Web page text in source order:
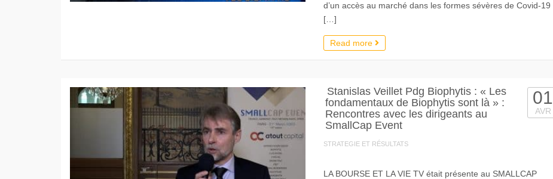
d’un accès au marché dans les formes sévères de Covid-19 .
[…]
Read more
Stanislas Veillet Pdg Biophytis : « Les
fondamentaux de Biophytis sont là » :
Rencontres avec les dirigeants au
SmallCap Event
STRATEGIE ET RÉSULTATS
01
AVR
LA BOURSE ET LA VIE TV était présente au SMALLCAP